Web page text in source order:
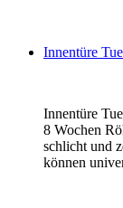
Innentüre
Innentüre
8 Wochen
schlicht und
können